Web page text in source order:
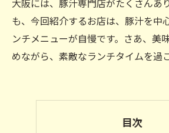
大阪には、豚汁専門店がたくさんあ
も、今回紹介するお店は、豚汁を中
ンチメニューが自慢です。さあ、美
めながら、素敵なランチタイムを過
目次